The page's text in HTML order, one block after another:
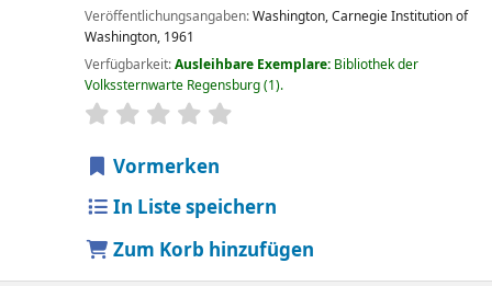
Veröffentlichungsangaben:Washington,Carnegie Institution of
Washington, 1961
Verfügbarkeit:Ausleihbare Exemplare: Bibliothek der
Volkssternwarte Regensburg(1).
Sternchenbewertung
Vormerken
In Liste speichern
Zum Korb hinzufügen